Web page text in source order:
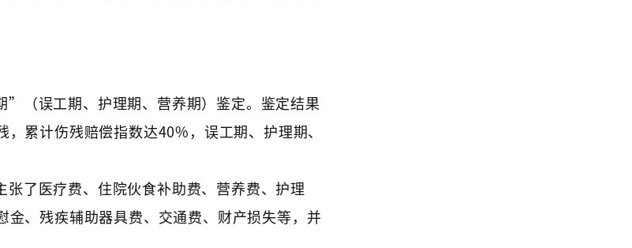
（误工期、护理期、营养期）鉴定。鉴定结果
累计伤残赔偿指数达40%，误工期、护理期、
了医疗费、住院伙食补助费、营养费、护理
、残疾辅助器具费、交通费、财产损失等，并